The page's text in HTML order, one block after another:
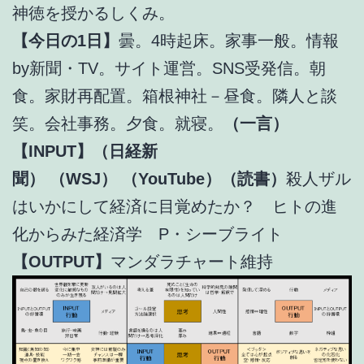
神徳を授かるしくみ。
【今日の1日】 曇。4時起床。家事一般。情報
by新聞・TV。サイト運営。SNS受発信。朝
食。家財再配置。箱根神社－昼食。隣人と談
笑。会社事務。夕食。就寝。
（一言）
【INPUT】（日経新
聞）
（WSJ） （YouTube）（読書） 殺人ザル
はいかにして経済に目覚めたか？ ヒトの進
化からみた経済学 P・シーブライト
【OUTPUT】 マンダラチャート維持